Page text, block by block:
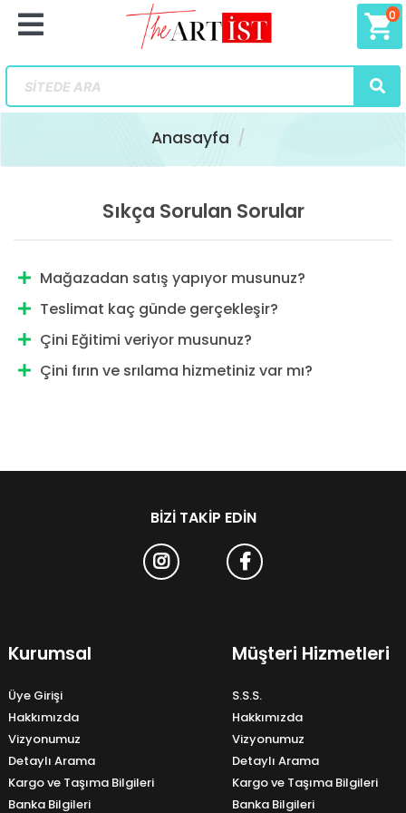
shopping_cart
0
Anasayfa
Sıkça Sorulan Sorular
Mağazadan satış yapıyor musunuz?
Teslimat kaç günde gerçekleşir?
Çini Eğitimi veriyor musunuz?
Çini fırın ve srılama hizmetiniz var mı?
BIZI TAKIP EDIN
Kurumsal
Üye Girişi
Hakkımızda
Vizyonumuz
Detaylı Arama
Kargo ve Taşıma Bilgileri
Banka Bilgileri
Müşteri Hizmetleri
S.S.S.
Hakkımızda
Vizyonumuz
Detaylı Arama
Kargo ve Taşıma Bilgileri
Banka Bilgileri